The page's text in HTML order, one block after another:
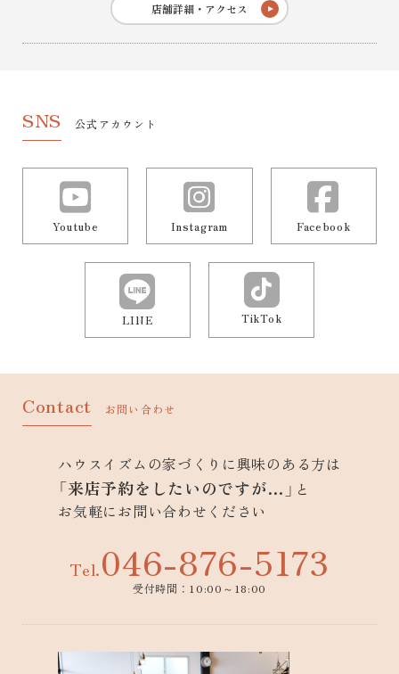
店舗詳細・アクセス
SNS 公式アカウント
Youtube Instagram Facebook
LINE TikTok
Contact お問い合わせ
ハウスイズムの家づくりに興味のある方は
「来店予約をしたいのですが…」 と
お気軽にお問い合わせください
Tel.046-876-5173
受付時間：10:00～18:00